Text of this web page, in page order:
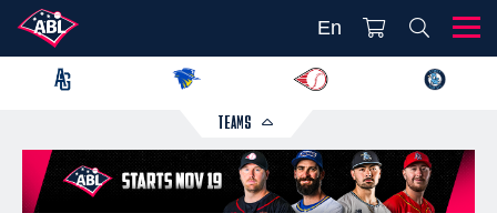
En
TEAMS